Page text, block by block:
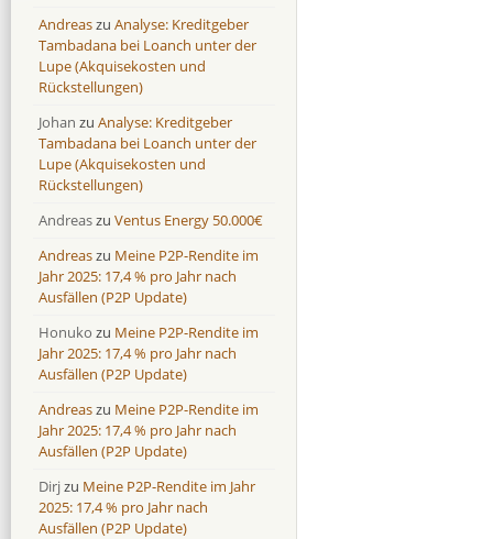
Moncera
8,0 %
Monestro
9,1 %
Neo Finance
Omaraha
16,4 %
Moncera
11,1 %
Monestro
>1000%
Neo Finance
Omaraha
18,0 %
Andreaszu Analyse: Kreditgeber
Tambadana bei Loanch unter der
Lupe (Akquisekosten und
Rückstellungen)
Johan zu Analyse: Kreditgeber
Tambadana bei Loanch unter der
Lupe (Akquisekosten und
Rückstellungen)
Andreaszu Ventus Energy 50.000€
Andreaszu Meine P2P-Rendite im
Jahr 2025: 17,4 % pro Jahr nach
Ausfällen (P2P Update)
Honuko zu Meine P2P-Rendite im
Jahr 2025: 17,4 % pro Jahr nach
Ausfällen (P2P Update)
Andreaszu Meine P2P-Rendite im
Jahr 2025: 17,4 % pro Jahr nach
Ausfällen (P2P Update)
Dirjzu Meine P2P-Rendite im Jahr
2025: 17,4 % pro Jahr nach
Ausfällen (P2P Update)